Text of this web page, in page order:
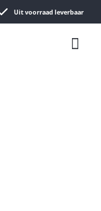
Uit voorraad leverbaar